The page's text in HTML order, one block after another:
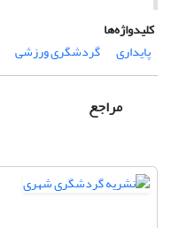
کلیدواژه‌ها
پایداری
گردشگری ورزشی
مراجع